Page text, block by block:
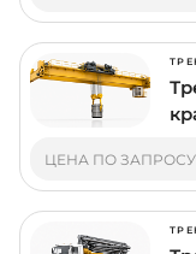
ЦЕНА ПО ЗАПРОСУ